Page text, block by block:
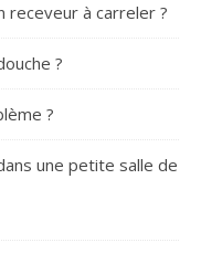
receveur à carreler ?
?
?
une petite salle de